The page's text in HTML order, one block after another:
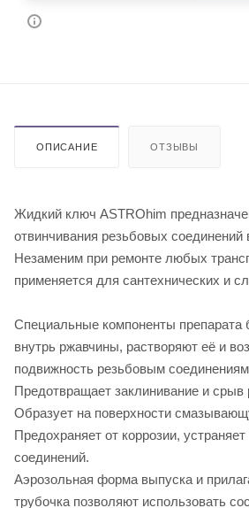
ОПИСАНИЕ ОТЗЫВЫ
Жидкий ключ ASTROhim
отвинчивания резьбовых соединений
Незаменим при ремонте любых
применяется для сантехнических и
Специальные компоненты препарата
внутрь ржавчины, растворяют её и
подвижность резьбовым
Предотвращает заклинивание и срыв
Образует на поверхности
Предохраняет от коррозии,
соединений.
Аэрозольная форма выпуска и
трубочка позволяют использовать